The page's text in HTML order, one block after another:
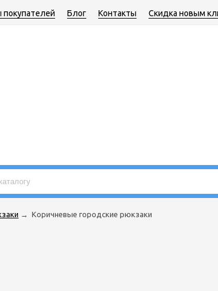
покупателей Блог Контакты Скидка новым
→ Коричневые городские рюкзаки